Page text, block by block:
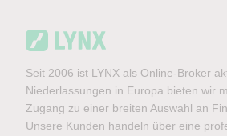
Seit 2006 ist LYNX als Online-Broker
Niederlassungen in Europa bieten wir
Zugang zu einer breiten Auswahl an
Unsere Kunden handeln über eine